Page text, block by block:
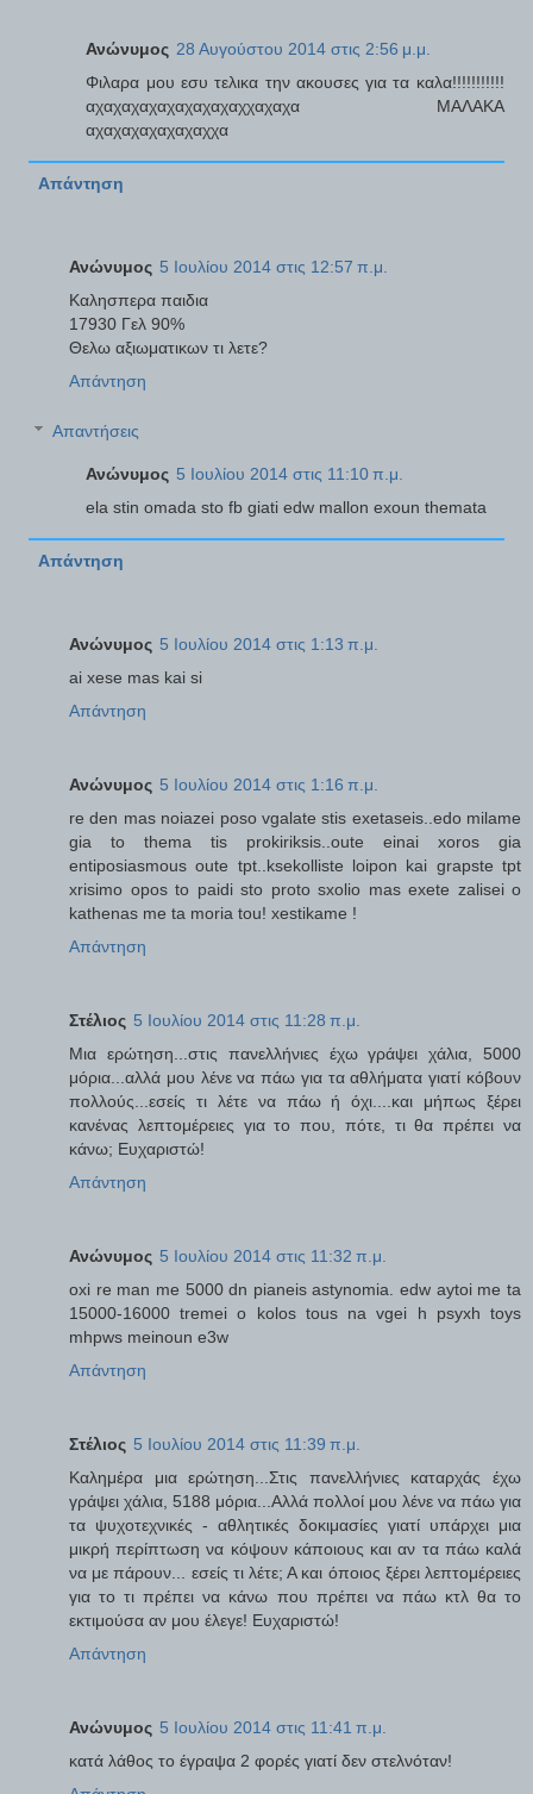
Ανώνυμος 28 Αυγούστου 2014 στις 2:56 μ.μ.
Φιλαρα μου εσυ τελικα την ακουσες για τα καλα!!!!!!!!!!!
αχαχαχαχαχαχαχαχαχχαχαχα ΜΑΛΑΚΑ
αχαχαχαχαχαχαχχα
Απάντηση
Ανώνυμος 5 Ιουλίου 2014 στις 12:57 π.μ.
Καλησπερα παιδια
17930 Γελ 90%
Θελω αξιωματικων τι λετε?
Απάντηση
Απαντήσεις
Ανώνυμος 5 Ιουλίου 2014 στις 11:10 π.μ.
ela stin omada sto fb giati edw mallon exoun themata
Απάντηση
Ανώνυμος 5 Ιουλίου 2014 στις 1:13 π.μ.
ai xese mas kai si
Απάντηση
Ανώνυμος 5 Ιουλίου 2014 στις 1:16 π.μ.
re den mas noiazei poso vgalate stis exetaseis..edo milame
gia to thema tis prokiriksis..oute einai xoros gia
entiposiasmous oute tpt..ksekolliste loipon kai grapste tpt
xrisimo opos to paidi sto proto sxolio mas exete zalisei o
kathenas me ta moria tou! xestikame !
Απάντηση
Στέλιος 5 Ιουλίου 2014 στις 11:28 π.μ.
Μια ερώτηση...στις πανελλήνιες έχω γράψει χάλια, 5000
μόρια...αλλά μου λένε να πάω για τα αθλήματα γιατί κόβουν
πολλούς...εσείς τι λέτε να πάω ή όχι....και μήπως ξέρει
κανένας λεπτομέρειες για το που, πότε, τι θα πρέπει να
κάνω; Ευχαριστώ!
Απάντηση
Ανώνυμος 5 Ιουλίου 2014 στις 11:32 π.μ.
oxi re man me 5000 dn pianeis astynomia. edw aytoi me ta
15000-16000 tremei o kolos tous na vgei h psyxh toys
mhpws meinoun e3w
Απάντηση
Στέλιος 5 Ιουλίου 2014 στις 11:39 π.μ.
Καλημέρα μια ερώτηση...Στις πανελλήνιες καταρχάς έχω
γράψει χάλια, 5188 μόρια...Αλλά πολλοί μου λένε να πάω για
τα ψυχοτεχνικές - αθλητικές δοκιμασίες γιατί υπάρχει μια
μικρή περίπτωση να κόψουν κάποιους και αν τα πάω καλά
να με πάρουν... εσείς τι λέτε; Α και όποιος ξέρει λεπτομέρειες
για το τι πρέπει να κάνω που πρέπει να πάω κτλ θα το
εκτιμούσα αν μου έλεγε! Ευχαριστώ!
Απάντηση
Ανώνυμος 5 Ιουλίου 2014 στις 11:41 π.μ.
κατά λάθος το έγραψα 2 φορές γιατί δεν στελνόταν!